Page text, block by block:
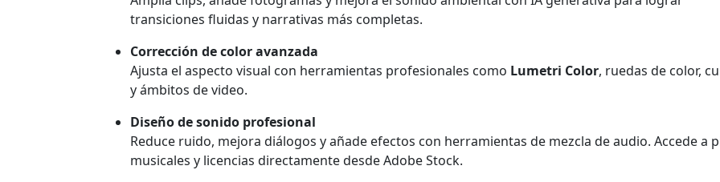
transiciones fluidas y narrativas más completas.
Corrección de color avanzada
Ajusta el aspecto visual con herramientas profesionales como Lumetri Color, ruedas de color,
y ámbitos de video.
Diseño de sonido profesional
Reduce ruido, mejora diálogos y añade efectos con herramientas de mezcla de audio. Accede a
musicales y licencias directamente desde Adobe Stock.